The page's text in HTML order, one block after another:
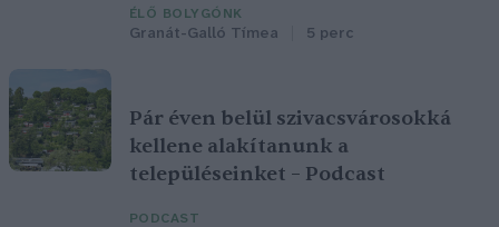
ÉLŐ BOLYGÓNK
Granát-Galló Tímea 5 perc
Pár éven belül szivacsvárosokká
kellene alakítanunk a
településeinket – Podcast
PODCAST